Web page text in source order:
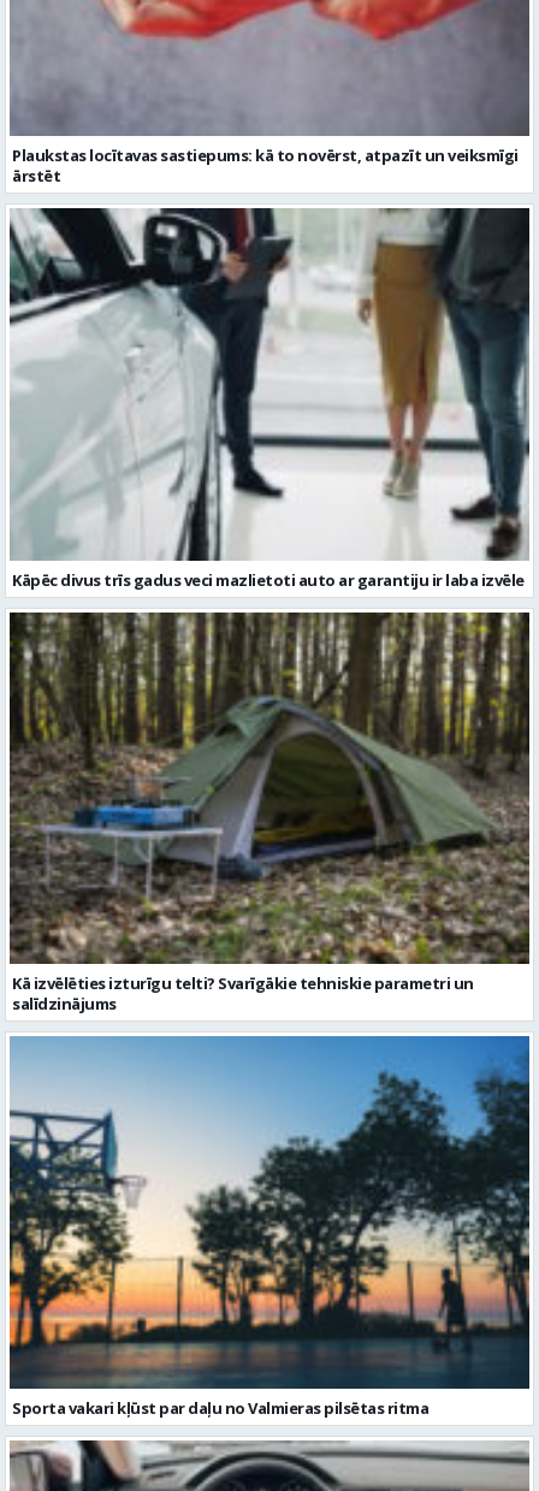
Plaukstas locītavas sastiepums: kā to novērst, atpazīt un veiksmīgi
ārstēt
Kāpēc divus trīs gadus veci mazlietoti auto ar garantiju ir laba izvēle
Kā izvēlēties izturīgu telti? Svarīgākie tehniskie parametri un
salīdzinājums
Sporta vakari kļūst par daļu no Valmieras pilsētas ritma